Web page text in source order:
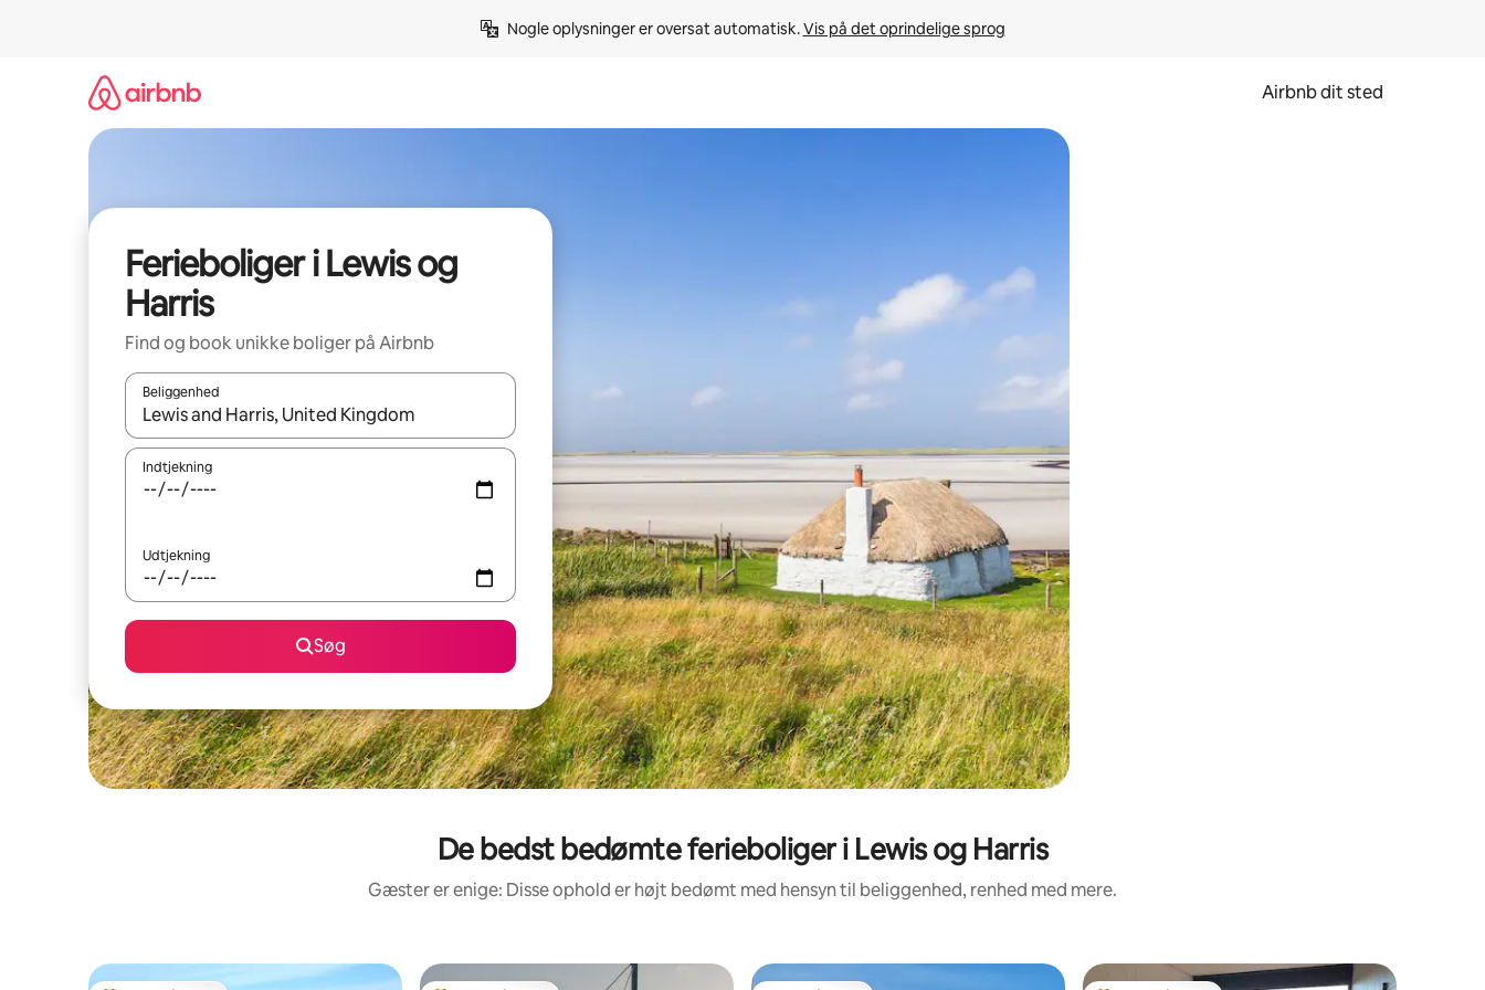
Nogle oplysninger er oversat automatisk. Vis på det oprindelige sprog
Airbnb dit sted
Ferieboliger i Lewis og
Harris
Find og book unikke boliger på Airbnb
Beliggenhed
Når resultaterne er tilgængelige, skal du navigere med piletasterne op og ned eller se mere ved at trykke eller stryge.
Indtjekning
Udtjekning
Søg
De bedst bedømte ferieboliger i Lewis og Harris
Gæster er enige: Disse ophold er højt bedømt med hensyn til beliggenhed, renhed med mere.